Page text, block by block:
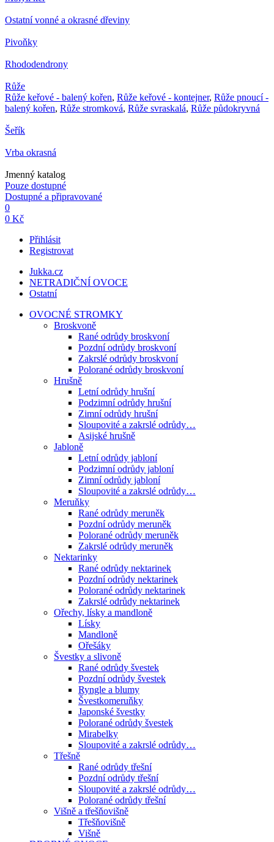
Ostatní vonné a okrasné dřeviny
Pivoňky
Rhododendrony
Růže
Růže keřové - balený kořen, Růže keřové - kontejner, Růže pnoucí -
balený kořen, Růže stromková, Růže svraskalá, Růže půdokryvná
Šeřík
Vrba okrasná
Jmenný katalog
Pouze dostupné
Dostupné a připravované
0
0 Kč
Přihlásit
Registrovat
Jukka.cz
NETRADIČNÍ OVOCE
Ostatní
OVOCNÉ STROMKY
Broskvoně
Rané odrůdy broskvoní
Pozdní odrůdy broskvoní
Zakrslé odrůdy broskvoní
Polorané odrůdy broskvoní
Hrušně
Letní odrůdy hrušní
Podzimní odrůdy hrušní
Zimní odrůdy hrušní
Sloupovité a zakrslé odrůdy…
Asijské hrušně
Jabloně
Letní odrůdy jabloní
Podzimní odrůdy jabloní
Zimní odrůdy jabloní
Sloupovité a zakrslé odrůdy…
Meruňky
Rané odrůdy meruněk
Pozdní odrůdy meruněk
Polorané odrůdy meruněk
Zakrslé odrůdy meruněk
Nektarinky
Rané odrůdy nektarinek
Pozdní odrůdy nektarinek
Polorané odrůdy nektarinek
Zakrslé odrůdy nektarinek
Ořechy, lísky a mandloně
Lísky
Mandloně
Ořešáky
Švestky a slivoně
Rané odrůdy švestek
Pozdní odrůdy švestek
Ryngle a blumy
Švestkomeruňky
Japonské švestky
Polorané odrůdy švestek
Mirabelky
Sloupovité a zakrslé odrůdy…
Třešně
Rané odrůdy třešní
Pozdní odrůdy třešní
Sloupovité a zakrslé odrůdy…
Polorané odrůdy třešní
Višně a třešňovišně
Třešňovišně
Višně